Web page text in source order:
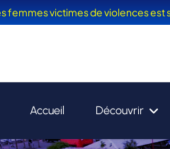
Accueil Découvrir
victimes de violences est sorti